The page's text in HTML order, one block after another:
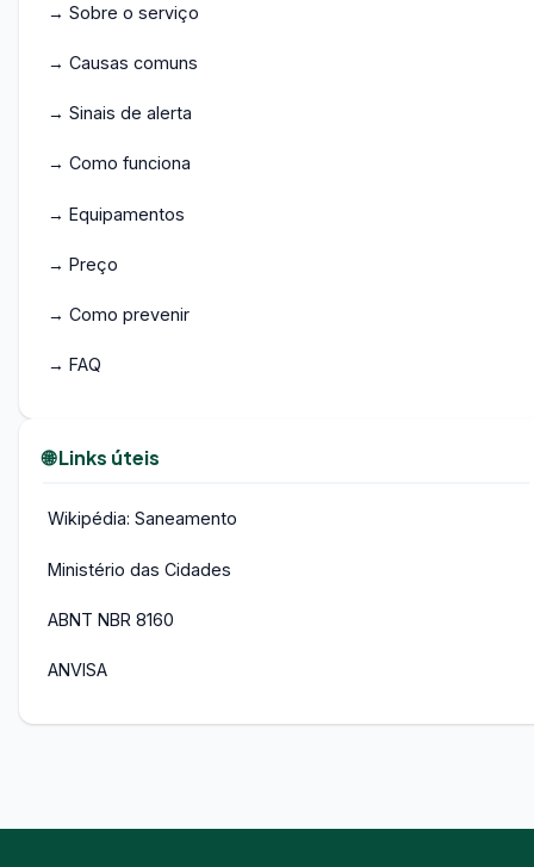
→ Sobre o serviço
→ Causas comuns
→ Sinais de alerta
→ Como funciona
→ Equipamentos
→ Preço
→ Como prevenir
→ FAQ
🌐 Links úteis
Wikipédia: Saneamento
Ministério das Cidades
ABNT NBR 8160
ANVISA